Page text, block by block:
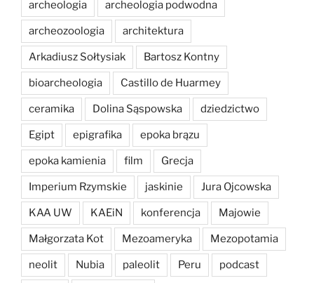
archeologia archeologia podwodna
archeozoologia architektura
Arkadiusz Sołtysiak Bartosz Kontny
bioarcheologia Castillo de Huarmey
ceramika Dolina Sąspowska dziedzictwo
Egipt epigrafika epoka brązu
epoka kamienia film Grecja
Imperium Rzymskie jaskinie Jura Ojcowska
KAA UW KAEiN konferencja Majowie
Małgorzata Kot Mezoameryka Mezopotamia
neolit Nubia paleolit Peru podcast